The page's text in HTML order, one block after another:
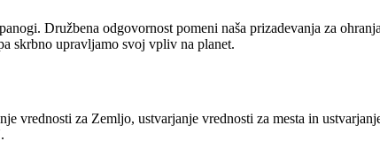
Družbena odgovornost pomeni naša prizadevanja za
skrbno upravljamo svoj vpliv na planet.
vrednosti za Zemljo, ustvarjanje vrednosti za mesta in